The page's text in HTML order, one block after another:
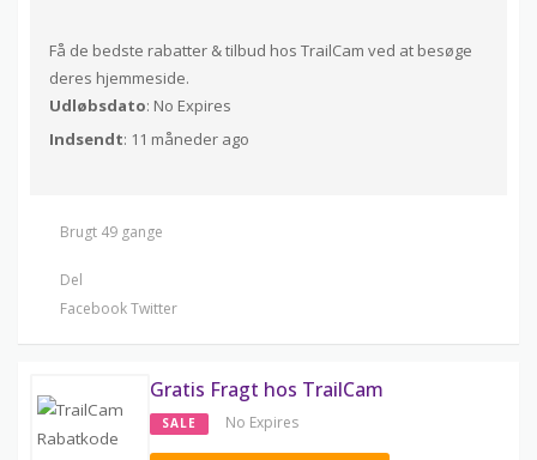
Få de bedste rabatter & tilbud hos TrailCam ved at besøge
deres hjemmeside.
Udløbsdato: No Expires
Indsendt: 11 måneder ago
Brugt 49 gange
Del
FacebookTwitter
Gratis Fragt hos TrailCam
SALE No Expires